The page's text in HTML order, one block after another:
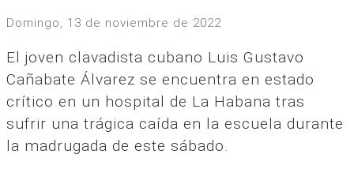
domingo, 13 de noviembre de 2022
El joven clavadista cubano Luis Gustavo
Cañabate Álvarez se encuentra en estado
crítico en un hospital de La Habana tras
sufrir una trágica caída en la escuela durante
la madrugada de este sábado.